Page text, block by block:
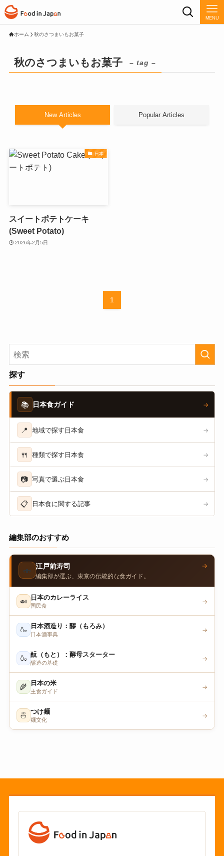
MENU
ホーム 秋のさつまいもお菓子
秋のさつまいもお菓子 – tag –
New Articles Popular Articles
日本
スイートポテトケーキ
(Sweet Potato)
2026年2月5日
1
探す
📚 日本食ガイド →
📍 地域で探す日本食 →
🍴 種類で探す日本食 →
📷 写真で選ぶ日本食 →
📋 日本食に関する記事 →
編集部のおすすめ
🍣 江戸前寿司
編集部が選ぶ、東京の伝統的な食ガイド。
→
🍛 日本のカレーライス
国民食
→
🍶 日本酒造り：醪（もろみ）
日本酒事典
→
🍶 酛（もと）：酵母スターター
醸造の基礎
→
🌾 日本の米
主食ガイド
→
🍜 つけ麺
麺文化
→